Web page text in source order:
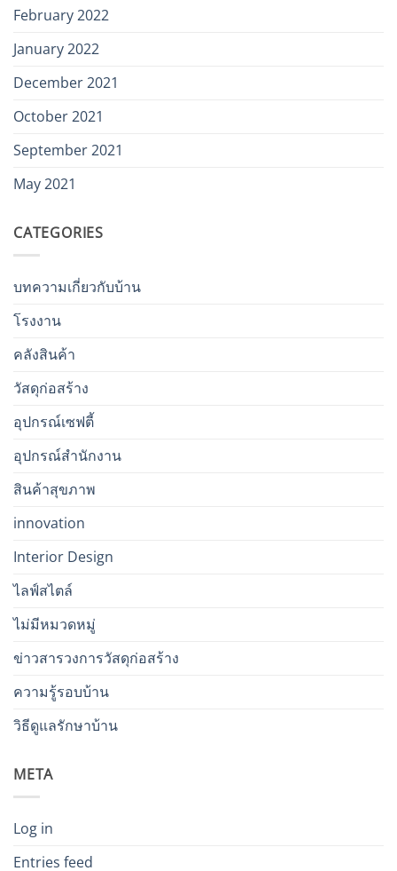
February 2022
January 2022
December 2021
October 2021
September 2021
May 2021
CATEGORIES
บทความเกี่ยวกับบ้าน
โรงงาน
คลังสินค้า
วัสดุก่อสร้าง
อุปกรณ์เซฟตี้
อุปกรณ์สำนักงาน
สินค้าสุขภาพ
innovation
Interior Design
ไลฟ์สไตล์
ไม่มีหมวดหมู่
ข่าวสารวงการวัสดุก่อสร้าง
ความรู้รอบบ้าน
วิธีดูแลรักษาบ้าน
META
Log in
Entries feed